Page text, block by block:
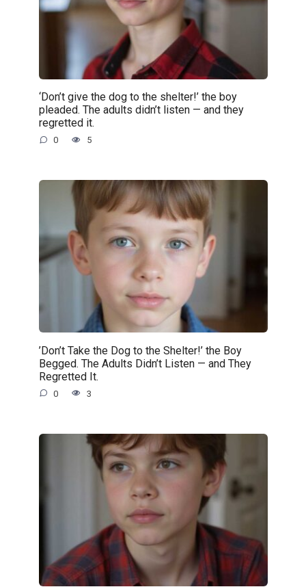
‘Don’t give the dog to the shelter!’ the boy
pleaded. The adults didn’t listen — and they
regretted it.
0 5
’Don’t Take the Dog to the Shelter!’ the Boy
Begged. The Adults Didn’t Listen — and They
Regretted It.
0 3